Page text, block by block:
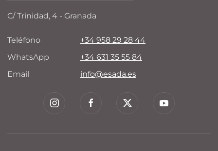
C/ Trinidad, 4 - Granada
Teléfono
+34 958 29 28 44
WhatsApp
+34 631 35 55 84
Email
info@esada.es